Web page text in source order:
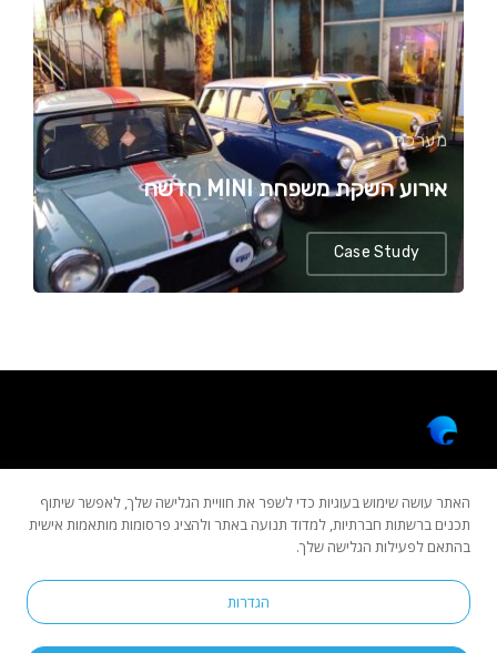
מערכת
אירוע השקת משפחת MINI חדשה
Case Study
Copyright © 2022 All rights reserved by Dolphinsoft.
Privacy PolicyAccessibility Statementהוראות סגירה
האתר עושה שימוש בעוגיות כדי לשפר את חוויית הגלישה שלך, לאפשר שיתוף
תכנים ברשתות חברתיות, למדוד תנועה באתר ולהציג פרסומות מותאמות אישית
בהתאם לפעילות הגלישה שלך.
הגדרות